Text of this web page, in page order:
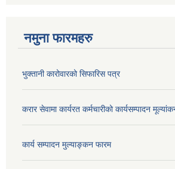
नमुना फारमहरु
भुक्तानी कारोवारको सिफारिस पत्र
करार सेवामा कार्यरत कर्मचारीको कार्यसम्पादन
कार्य सम्पादन मुल्याङ्कन फारम